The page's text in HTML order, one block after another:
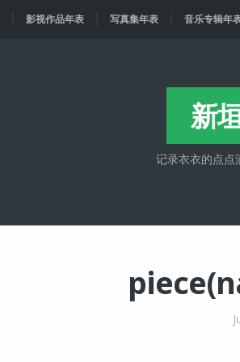
影视作品年表 写真集年表 音乐专辑年
新
记录衣衣的点点